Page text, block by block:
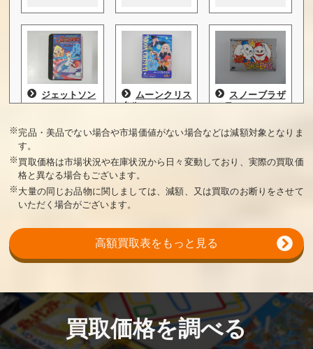
ジェットソン
買取価格
ムーンクリス
タル
買取価格
スノーブラザ
ース
買取価格
イゾン
75,000
バブルボブル
2
70,000
地底戦空バゾ
ルダー
60,000
※完品・美品でない場合や市場価値がない場合などは減額対象となりま
す。
※ 買取価格は市場状況や在庫状況から日々変動しており、実際の買取価
格と異なる場合もございます。
※ 大量の同じお品物に関しましては、減額、又は買取のお断りをさせて
いただく場合がございます。
高額買取表をもっと見る
買取価格を調べる